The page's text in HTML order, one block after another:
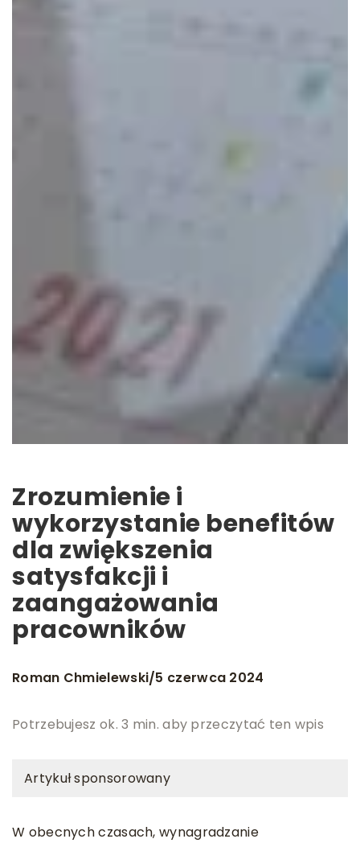
Zrozumienie i
wykorzystanie benefitów
dla zwiększenia
satysfakcji i
zaangażowania
pracowników
Roman Chmielewski/5 czerwca 2024
Potrzebujesz ok. 3 min. aby przeczytać ten wpis
Artykuł sponsorowany
W obecnych czasach, wynagradzanie